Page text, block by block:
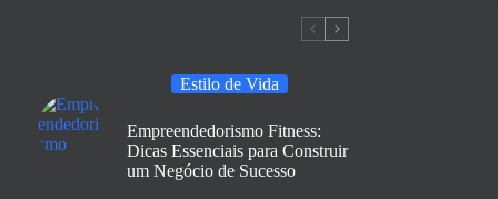
Estilo de Vida
Empreendedorismo Fitness:
Dicas Essenciais para Construir
um Negócio de Sucesso